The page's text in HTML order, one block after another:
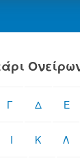
Γ Δ Ε
Ι Κ Λ